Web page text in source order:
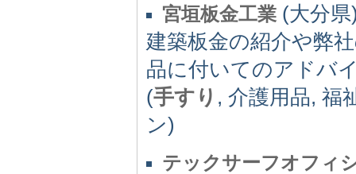
宮垣板金工業 (大分
建築板金の紹介や弊
品に付いてのアドバ
(手すり , 介護用品, 福
ン)
テックサーフオフィ